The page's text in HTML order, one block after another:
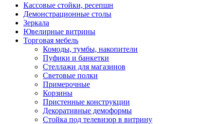
Кассовые стойки, ресепшн
Демонстрационные столы
Зеркала
Ювелирные витрины
Торговая мебель
Комоды, тумбы, накопители
Пуфики и банкетки
Стеллажи для магазинов
Световые полки
Примерочные
Корзины
Пристенные конструкции
Декоративные демоформы
Стойка под телевизор в витрину